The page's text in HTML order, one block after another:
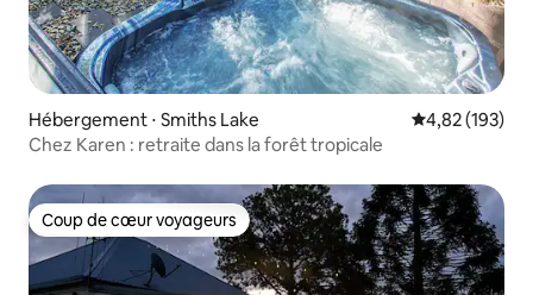
Hébergement ⋅ Smiths Lake Évaluation
4,82 (193)
Chez Karen : retraite dans la forêt tropicale
Coup de cœur voyageurs
Coup de cœur voyageurs